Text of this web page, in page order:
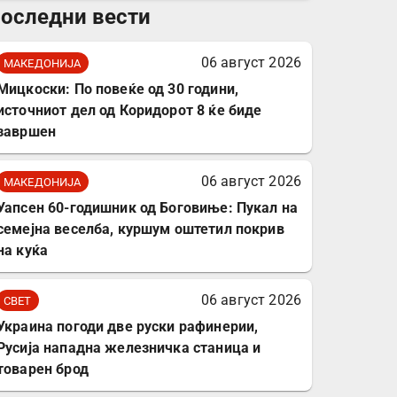
комплет за заштита на
вести
МАКЕДОНИЈА
06 август 2026
По повеќе од 30 години,
дел од Коридорот 8 ќе биде
МАКЕДОНИЈА
06 август 2026
60-годишник од Боговиње: Пукал на
веселба, куршум оштетил покрив
куќа
СВЕТ
06 август 2026
погоди две руски рафинерии,
нападна железничка станица и
брод